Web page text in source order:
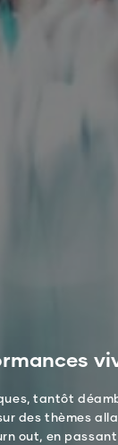
tantôt
des thèmes
out, en